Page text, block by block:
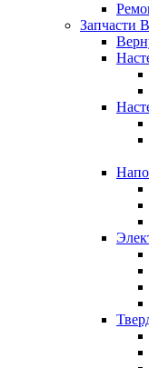
Запчасти